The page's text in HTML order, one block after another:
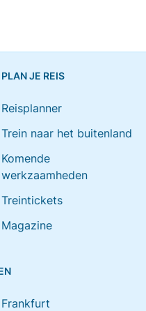
PLAN JE REIS
Reisplanner
Trein naar het buitenland
Komende
werkzaamheden
Treintickets
Magazine
Frankfurt